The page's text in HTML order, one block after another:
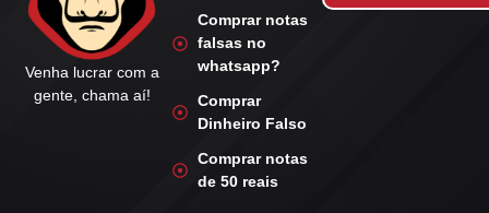
Venha lucrar com a
gente, chama aí!
Comprar notas
falsas no
whatsapp?
Comprar
Dinheiro Falso
Comprar notas
de 50 reais